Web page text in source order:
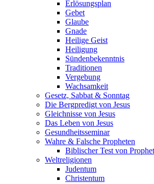
Erlösungsplan
Gebet
Glaube
Gnade
Heilige Geist
Heiligung
Sündenbekenntnis
Traditionen
Vergebung
Wachsamkeit
Gesetz, Sabbat & Sonntag
Die Bergpredigt von Jesus
Gleichnisse von Jesus
Das Leben von Jesus
Gesundheitsseminar
Wahre & Falsche Propheten
Biblischer Test von
Weltreligionen
Judentum
Christentum